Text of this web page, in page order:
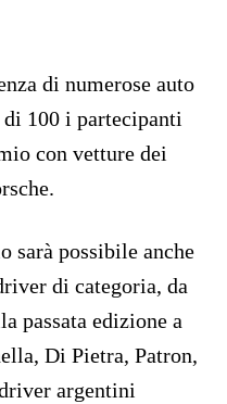
di numerose auto
100 i partecipanti
con vetture dei
sarà possibile anche
di categoria, da
passata edizione a
Di Pietra, Patron,
argentini